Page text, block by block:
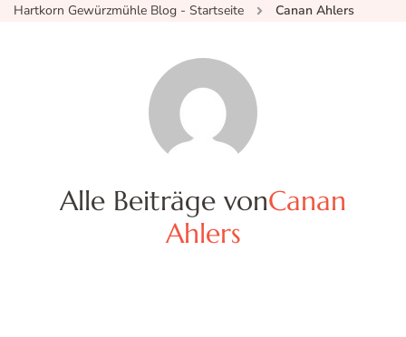
Hartkorn Gewürzmühle Blog - Startseite Canan Ahlers
Alle Beiträge vonCanan
Ahlers